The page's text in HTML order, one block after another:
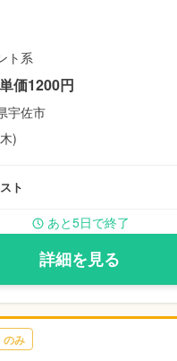
ト系
価1200円
宇佐市
)
ト
あと5日で終了
詳細を見る
のみ